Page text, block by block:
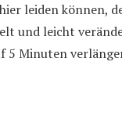
leiden können,
und leicht
5 Minuten